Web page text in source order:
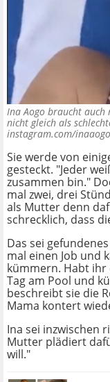
Ina Aogo braucht auch
nicht gleich als
instagram.com/
Sie werde von
gesteckt. "Jeder
zusammen bin."
mal zwei, drei
als Mutter denn
schrecklich, dass
Das sei
mal einen Job und
kümmern. Habt ihr
Tag am Pool und
beschreibt sie die
Mama kontert
Ina sei inzwischen
Mutter plädiert
will."